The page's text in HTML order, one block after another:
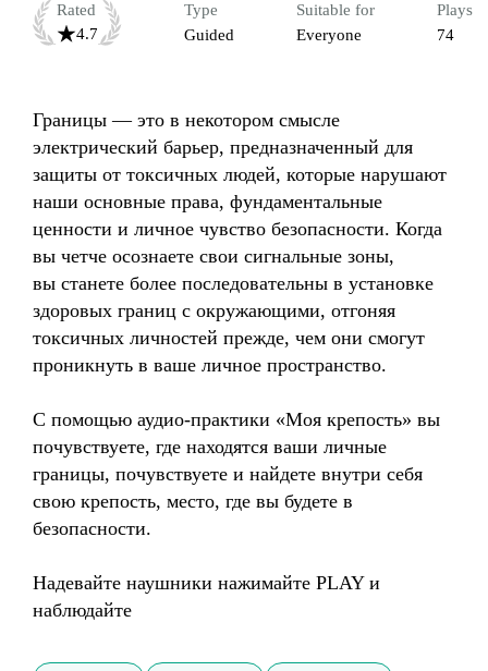
Rated
4.7
Type
Guided
Suitable for
Everyone
Plays
74
Границы — это в некотором смысле
электрический барьер, предназначенный для
защиты от токсичных людей, которые нарушают
наши основные права, фундаментальные
ценности и личное чувство безопасности. Когда
вы четче осознаете свои сигнальные зоны,
вы станете более последовательны в установке
здоровых границ с окружающими, отгоняя
токсичных личностей прежде, чем они смогут
проникнуть в ваше личное пространство.
С помощью аудио-практики «Моя крепость» вы
почувствуете, где находятся ваши личные
границы, почувствуете и найдете внутри себя
свою крепость, место, где вы будете в
безопасности.
Надевайте наушники нажимайте PLAY и
наблюдайте